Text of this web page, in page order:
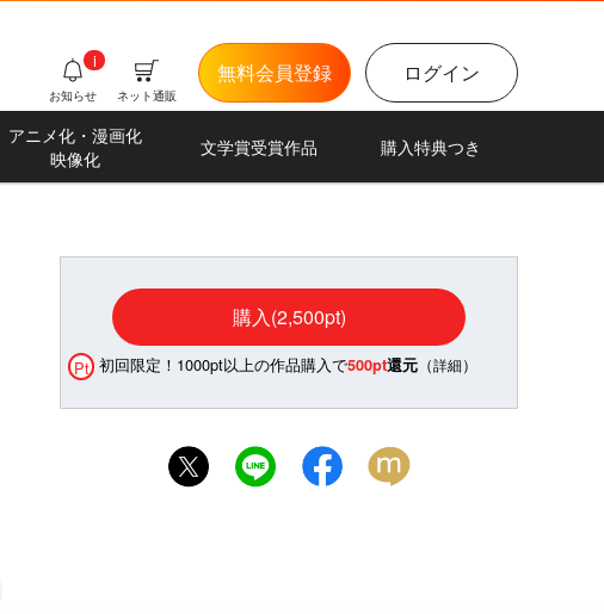
ログイン
無料会員登録
ネット通販
お知らせ
i
アニメ化・漫画化
映像化
文学賞受賞作品 購入特典つき
購入(2,500pt)
Pt 初回限定！1000pt以上の作品購入で500pt還元（詳細）